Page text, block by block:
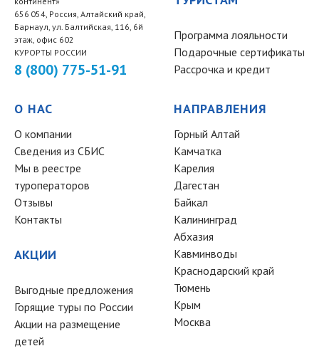
656 054, Россия, Алтайский край,
Барнаул, ул. Балтийская, 116, 6й
этаж, офис 602
КУРОРТЫ РОССИИ
8 (800) 775-51-91
Программа лояльности
Подарочные сертификаты
Рассрочка и кредит
О НАС
О компании
Сведения из СБИС
Мы в реестре
туроператоров
Отзывы
Контакты
АКЦИИ
Выгодные предложения
Горящие туры по России
Акции на размещение
детей
НАПРАВЛЕНИЯ
Горный Алтай
Камчатка
Карелия
Дагестан
Байкал
Калининград
Абхазия
Кавминводы
Краснодарский край
Тюмень
Крым
Москва